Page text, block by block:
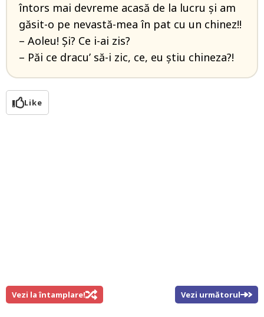
întors mai devreme acasă de la lucru și am
găsit-o pe nevastă-mea în pat cu un chinez!!
– Aoleu! Și? Ce i-ai zis?
– Păi ce dracu’ să-i zic, ce, eu știu chineza?!
Like
Vezi la întamplare! Vezi următorul